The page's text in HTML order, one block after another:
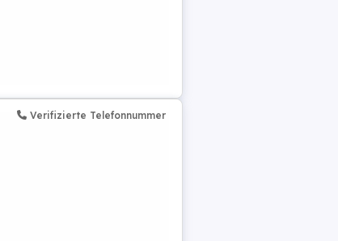
Verifizierte Telefonnummer